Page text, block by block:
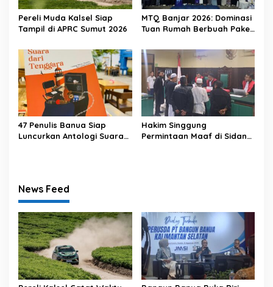
Pereli Muda Kalsel Siap
Tampil di APRC Sumut 2026
MTQ Banjar 2026: Dominasi
Tuan Rumah Berbuah Paket
47 Penulis Banua Siap
Luncurkan Antologi Suara
Hakim Singgung
Permintaan Maaf di Sidang
News Feed